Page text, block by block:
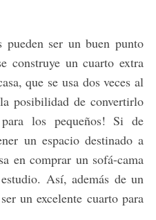
pueden ser un buen punto
construye un cuarto extra
que se usa dos veces al
posibilidad de convertirlo
los pequeños! Si de
un espacio destinado a
en comprar un sofá-cama
Así, además de un
un excelente cuarto para